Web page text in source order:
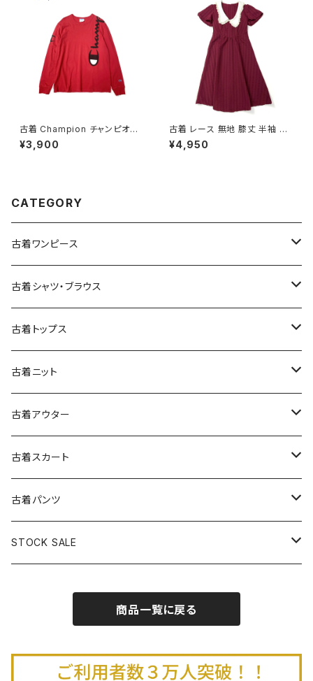
古着 Champion チャンピオン
ロゴ ブランドロゴ コットン10
0％ 長袖 Ｔシャツ 赤 (ttu2501
¥3,900
古着 レース 無地 膝丈 半袖 ワ
ンピース 赤 ボルドー (oa2607
080)
¥4,950
CATEGORY
古着ワンピース
古着長袖ワンピース
古着半袖ワンピース
古着ノースリーブワンピース
古着キャミソールワンピース
古着ベアトップワンピース
古着オールインワン
古着オーバーオール
古着シャツ・ブラウス
古着長袖シャツ・ブラウス
古着半袖シャツ・ブラウス
古着ノースリーブシャツ・ブラウス
古着トップス
古着スウェット&パーカー
古着スウェット
古着パーカー
古着プルオーバー
古着長袖プルオーバー
古着半袖プルオーバー
古着Ｔシャツ
古着長袖Ｔシャツ
古着半袖Ｔシャツ
古着ベスト
古着キャミソール
古着ポロシャツ
古着長袖ポロシャツ
古着スウェット
古着ニット
古着セーター
古着カーディガン
古着半袖ニット
古着ニットアウター
古着アウター
古着ライトジャケット
古着ライトコート
古着ヘビージャケット
古着羽織り
古着スカート
古着ロング丈スカート (丈76cm-)
古着膝丈スカート (丈56-75cm)
古着ミニ丈スカート (丈56-75cm)
古着パンツ
古着ロング丈パンツ
STOCK SALE
Autumn / Winter
商品一覧に戻る